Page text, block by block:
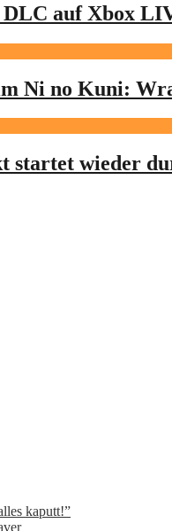
auf Xbox
Ni no Kuni:
startet wieder
kaputt!”